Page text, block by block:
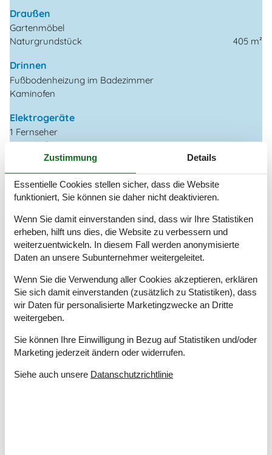
Draußen
Gartenmöbel
Naturgrundstück
405 m²
Drinnen
Fußbodenheizung im Badezimmer
Kaminofen
Elektrogeräte
1 Fernseher
DK-DR1/TV2
Flachbildfernseher
Internet (drahtlos)
Radio
Entf. zum Wasser/Baden
100 m
Entfernung Einkauf
Nächstes Restaurant
500 m
Konzepte
Hochwertige Gartenmöbel
Nahe am Meer
Rauchfreies Haus
Küche
Abzugshaube
Die Küche verfügt über Warmwasser
Zustimmung Details
Essentielle Cookies stellen sicher, dass die Website
funktioniert, Sie können sie daher nicht deaktivieren.
Wenn Sie damit einverstanden sind, dass wir Ihre Statistiken
erheben, hilft uns dies, die Website zu verbessern und
weiterzuentwickeln. In diesem Fall werden anonymisierte
Daten an unsere Subunternehmer weitergeleitet.
Wenn Sie die Verwendung aller Cookies akzeptieren, erklären
Sie sich damit einverstanden (zusätzlich zu Statistiken), dass
wir Daten für personalisierte Marketingzwecke an Dritte
weitergeben.
Sie können Ihre Einwilligung in Bezug auf Statistiken und/oder
Marketing jederzeit ändern oder widerrufen.
Siehe auch unsere Datanschutzrichtlinie